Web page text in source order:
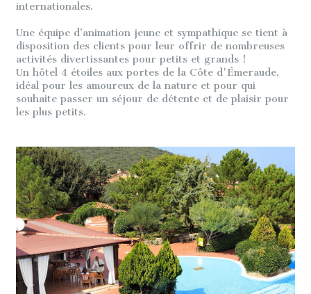
internationales.
Une équipe d’animation jeune et sympathique se tient à
disposition des clients pour leur offrir de nombreuses
activités divertissantes pour petits et grands !
Un hôtel 4 étoiles aux portes de la Côte d'Émeraude,
idéal pour les amoureux de la nature et pour qui
souhaite passer un séjour de détente et de plaisir pour
les plus petits.